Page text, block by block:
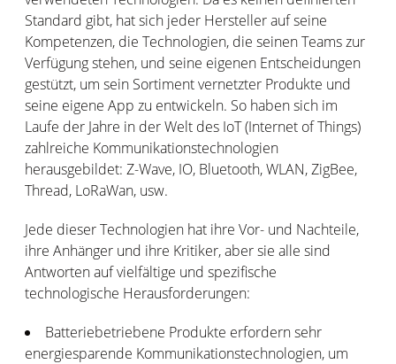
Standard gibt, hat sich jeder Hersteller auf seine
Kompetenzen, die Technologien, die seinen Teams zur
Verfügung stehen, und seine eigenen Entscheidungen
gestützt, um sein Sortiment vernetzter Produkte und
seine eigene App zu entwickeln. So haben sich im
Laufe der Jahre in der Welt des IoT (Internet of Things)
zahlreiche Kommunikationstechnologien
herausgebildet: Z-Wave, IO, Bluetooth, WLAN, ZigBee,
Thread, LoRaWan, usw.
Jede dieser Technologien hat ihre Vor- und Nachteile,
ihre Anhänger und ihre Kritiker, aber sie alle sind
Antworten auf vielfältige und spezifische
technologische Herausforderungen:
Batteriebetriebene Produkte erfordern sehr
energiesparende Kommunikationstechnologien, um